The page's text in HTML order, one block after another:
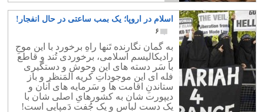
اسلام در اروپا؛ یک بمب ساعتی در حال انفجار!
۶
به گمان نگارنده تَنها راهِ برخورد با این موجِ
رادیکالیسم اسلامی، برخوردی تُند و قاطع
با سَر دسته های این وحوش و دستگیری
فله ای این موجوداتِ کریه المَنظر و باز
ستاندنِ اقامت ها و سَرمایه های آنان و
دیپورت شان به کشورهایِ اصلی شان با
یک دست لباس و یک جُفت دَمپایی است!